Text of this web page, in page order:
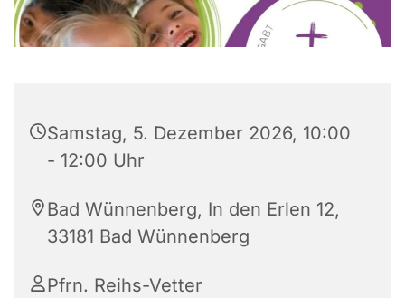
Samstag, 5. Dezember 2026, 10:00
- 12:00 Uhr
Bad Wünnenberg, In den Erlen 12,
33181 Bad Wünnenberg
Pfrn. Reihs-Vetter